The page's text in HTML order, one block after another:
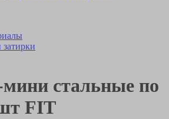
стальные по
FIT